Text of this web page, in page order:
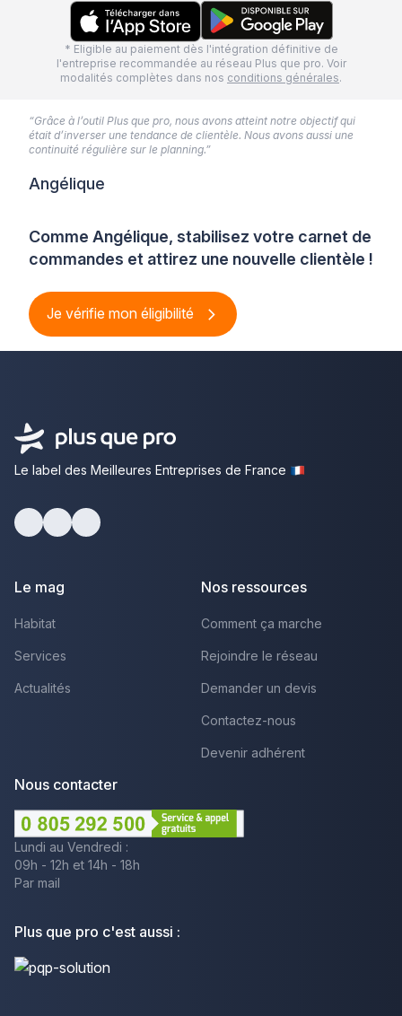
* Eligible au paiement dès l'intégration définitive de
l'entreprise recommandée au réseau Plus que pro. Voir
modalités complètes dans nos conditions générales.
Comme Angélique, stabilisez votre carnet de
commandes et attirez une nouvelle clientèle !
Je vérifie mon éligibilité
“Grâce à l’outil Plus que pro, nous avons atteint notre objectif qui
était d’inverser une tendance de clientèle. Nous avons aussi une
continuité régulière sur le planning.”
Angélique
Le label des Meilleures Entreprises de France
Le mag
Habitat
Services
Actualités
Nos ressources
Comment ça marche
Rejoindre le réseau
Demander un devis
Contactez-nous
Devenir adhérent
Nous contacter
Lundi au Vendredi :
09h - 12h et 14h - 18h
Par mail
Plus que pro c'est aussi :